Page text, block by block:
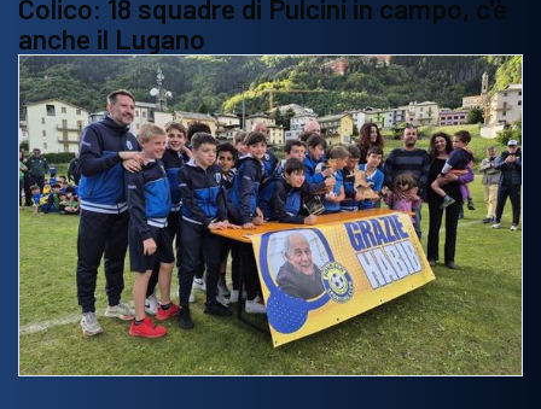
Colico: 18 squadre di Pulcini in campo, c'è
anche il Lugano